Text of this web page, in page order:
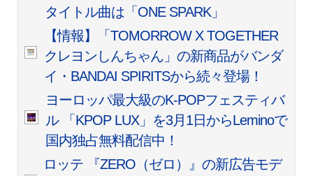
タイトル曲は「ONE SPARK」
【情報】「TOMORROW X TOGETHER
クレヨンしんちゃん」の新商品がバンダ
イ・BANDAI SPIRITSから続々登場！
ヨーロッパ最大級のK-POPフェスティバ
ル 「KPOP LUX」を3月1日からLeminoで
国内独占無料配信中！
ロッテ 『ZERO（ゼロ）』の新広告モデ